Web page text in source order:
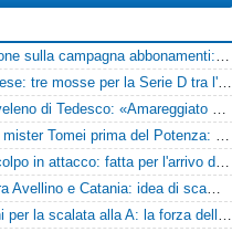
Livorno, alta tensione sulla campagna abbonamenti: la stoccata della Curva Nord alla società
Mercato Santegidiese: tre mosse per la Serie D tra l'ingaggio di Diakhate e due rinnovi chiave
Perugia, addio al veleno di Tedesco: «Amareggiato dalle parole di Alessandro Gaucci, mi hanno ferito umanamente»
Ascoli, l'allarme di mister Tomei prima del Potenza: «Mettiamoci l'elmetto, l'obiettivo è la salvezza e non dobbiamo vendere fumo!»
Cjarlins Muzane, colpo in attacco: fatta per l'arrivo di Franck Djoulou
Asse di mercato tra Avellino e Catania: idea di scambio tra Cosimo Patierno e Kaleb Jimenez
Perugia, sei milioni per la scalata alla A: la forza della nuova societa e il progetto di Alessandro Gaucci